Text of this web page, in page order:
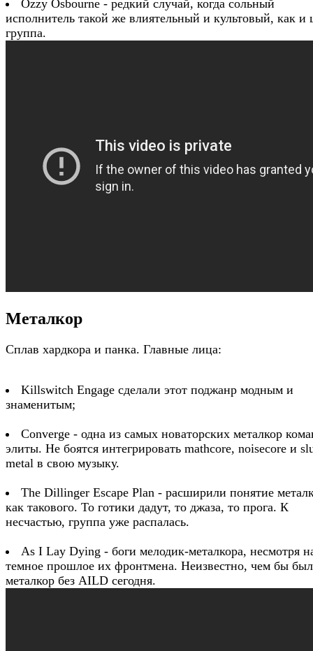
Ozzy Osbourne - редкий случай, когда сольный
исполнитель такой же влиятельный и культовый, как и
группа.
Металкор
Сплав хардкора и панка. Главные лица:
Killswitch Engage сделали этот поджанр модным и
знаменитым;
Converge - одна из самых новаторских металкор
элиты. Не боятся интегрировать mathcore, noisecore и
metal в свою музыку.
The Dillinger Escape Plan - расширили понятие
как такового. То готики дадут, то джаза, то прога. К
несчастью, группа уже распалась.
As I Lay Dying - боги мелодик-металкора, несмотря
темное прошлое их фронтмена. Неизвестно, чем бы был
металкор без AILD сегодня.